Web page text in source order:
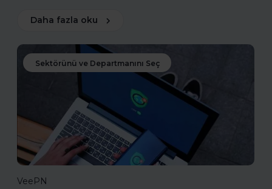
Daha fazla oku
Sektörünü ve Departmanını Seç
VeePN